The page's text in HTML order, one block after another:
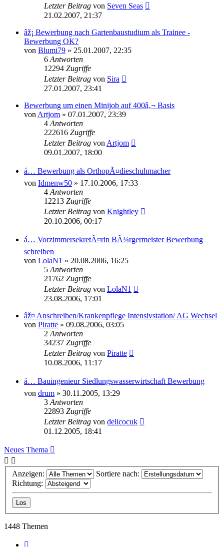
Letzter Beitrag von Seven Seas
21.02.2007, 21:37
âž¡ Bewerbung nach Gartenbaustudium als Trainee -
Bewerbung OK?
von Blumi79 » 25.01.2007, 22:35
6 Antworten
12294 Zugriffe
Letzter Beitrag von Sira
27.01.2007, 23:41
Bewerbung um einen Minijob auf 400â‚¬ Basis
von Artjom » 07.01.2007, 23:39
4 Antworten
222616 Zugriffe
Letzter Beitrag von Artjom
09.01.2007, 18:00
á… Bewerbung als OrthopÃ¤dieschuhmacher
von Idmenw50 » 17.10.2006, 17:33
4 Antworten
12213 Zugriffe
Letzter Beitrag von Knightley
20.10.2006, 00:17
á… VorzimmersekretÃ¤rin BÃ¼rgermeister Bewerbung
schreiben
von LolaN1 » 20.08.2006, 16:25
5 Antworten
21762 Zugriffe
Letzter Beitrag von LolaN1
23.08.2006, 17:01
âž¤ Anschreiben/Krankenpflege Intensivstation/ AG Wechsel
von Piratte » 09.08.2006, 03:05
2 Antworten
34237 Zugriffe
Letzter Beitrag von Piratte
10.08.2006, 11:17
á… Bauingenieur Siedlungswasserwirtschaft Bewerbung
von drum » 30.11.2005, 13:29
3 Antworten
22893 Zugriffe
Letzter Beitrag von delicocuk
01.12.2005, 18:41
Neues Thema
Anzeigen:
Sortiere nach:
Richtung:
1448 Themen